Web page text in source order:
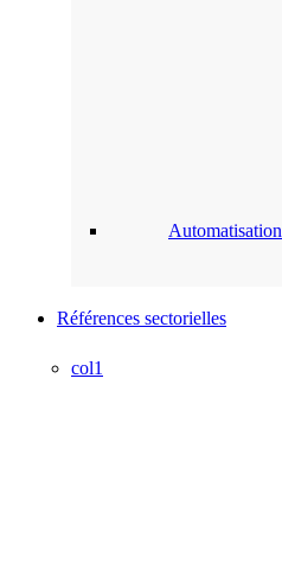
Automatisation
Références sectorielles
col1